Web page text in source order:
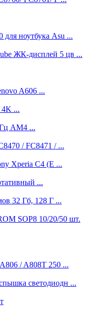
ноутбука Asu ...
ЖК-дисплей 5 цв ...
A606 ...
...
AM4 ...
/ FC8471 / ...
Xperia C4 (E ...
...
32 Гб, 128 Г ...
SOP8 10/20/50 шт.
/ A808T 250 ...
светодиодн ...